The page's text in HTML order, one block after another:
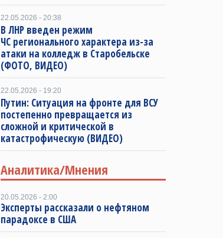
22.05.2026 - 20:38
В ЛНР введен режим
ЧС регионального характера из-за
атаки на колледж в Старобельске
(ФОТО, ВИДЕО)
22.05.2026 - 19:20
Путин: Ситуация на фронте для ВСУ
постепенно превращается из
сложной и критической в
катастрофическую (ВИДЕО)
Аналитика/Мнения
20.05.2026 - 2:00
Эксперты рассказали о нефтяном
парадоксе в США